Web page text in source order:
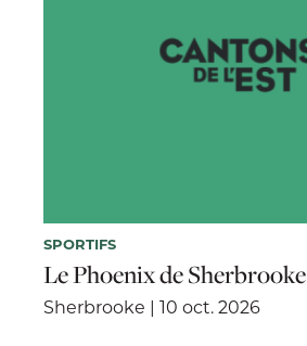
SPORTIFS
Le Phoenix de Sherbrooke
Sherbrooke | 10 oct. 2026